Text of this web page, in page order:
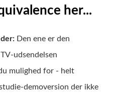
her...
Den ene er den
udsendelsen
mulighed for - helt
demoversion der ikke